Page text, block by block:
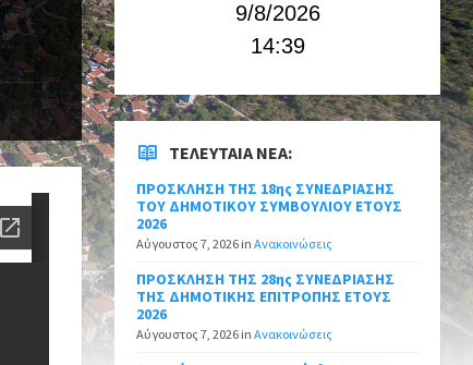
9/8/2026
14:39
ΤΕΛΕΥΤΑΊΑ ΝΈΑ:
ΠΡΟΣΚΛΗΣΗ ΤΗΣ 18ης ΣΥΝΕΔΡΙΑΣΗΣ
ΤΟΥ ΔΗΜΟΤΙΚΟΥ ΣΥΜΒΟΥΛΙΟΥ ΕΤΟΥΣ
2026
Αύγουστος 7, 2026 inΑνακοινώσεις
ΠΡΟΣΚΛΗΣΗ ΤΗΣ 28ης ΣΥΝΕΔΡΙΑΣΗΣ
ΤΗΣ ΔΗΜΟΤΙΚΗΣ ΕΠΙΤΡΟΠΗΣ ΕΤΟΥΣ
2026
Αύγουστος 7, 2026 inΑνακοινώσεις